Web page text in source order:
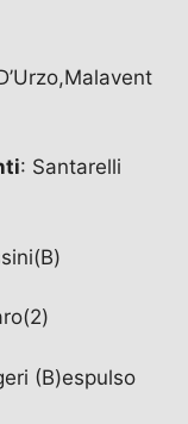
: Santarelli
(B)espulso